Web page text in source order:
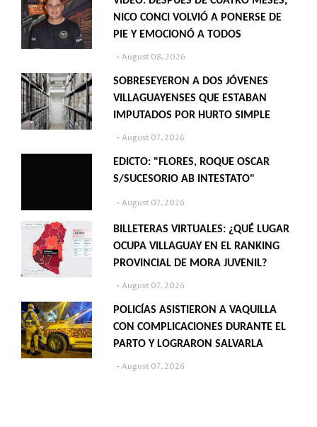
NICO CONCI VOLVIÓ A PONERSE DE
PIE Y EMOCIONÓ A TODOS
August 08, 2026
SOBRESEYERON A DOS JÓVENES
VILLAGUAYENSES QUE ESTABAN
IMPUTADOS POR HURTO SIMPLE
August 07, 2026
EDICTO: "FLORES, ROQUE OSCAR
S/SUCESORIO AB INTESTATO"
August 07, 2026
BILLETERAS VIRTUALES: ¿QUÉ LUGAR
OCUPA VILLAGUAY EN EL RANKING
PROVINCIAL DE MORA JUVENIL?
August 07, 2026
POLICÍAS ASISTIERON A VAQUILLA
CON COMPLICACIONES DURANTE EL
PARTO Y LOGRARON SALVARLA
August 07, 2026